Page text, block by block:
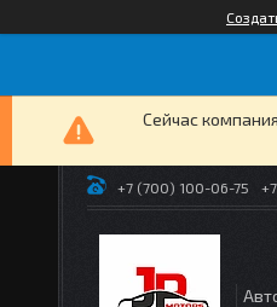
Сейчас
+7 (700) 100-06-75